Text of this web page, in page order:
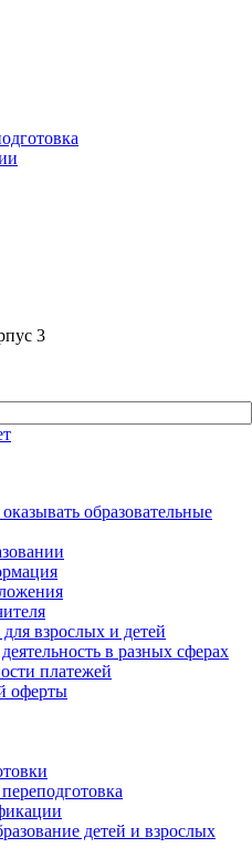
3
образовательные
взрослых и детей
в разных сферах
платежей
оферты
детей и взрослых